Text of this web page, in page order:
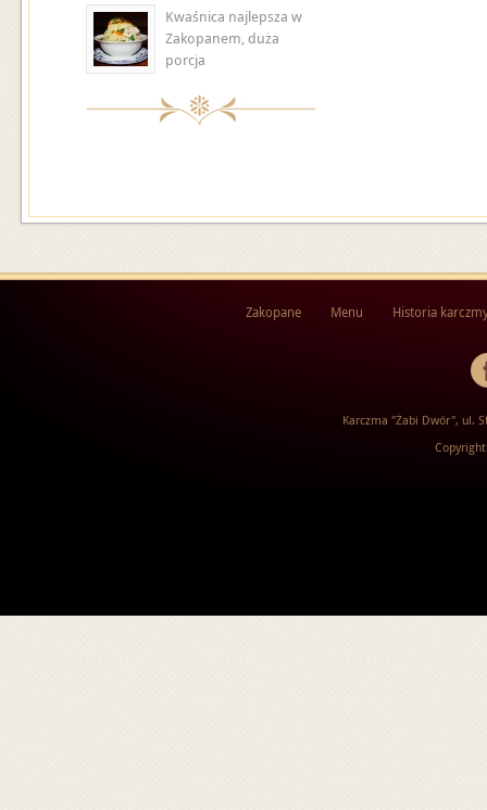
Kwaśnica najlepsza w
Zakopanem, duża
porcja
Zakopane Menu Historia
Karczma "Żabi Dwór", ul.